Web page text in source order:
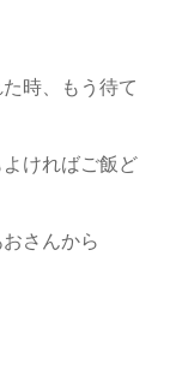
時、もう待て
よければご飯ど
さんから